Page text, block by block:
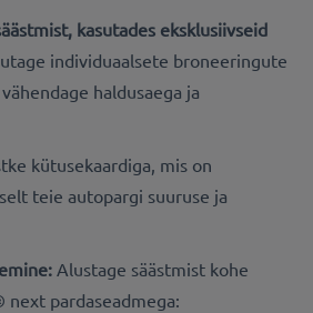
kasutades eksklusiivseid
individuaalsete broneeringute
haldusaega ja
kütusekaardiga, mis on
teie autopargi suuruse ja
Alustage säästmist kohe
next pardaseadmega: